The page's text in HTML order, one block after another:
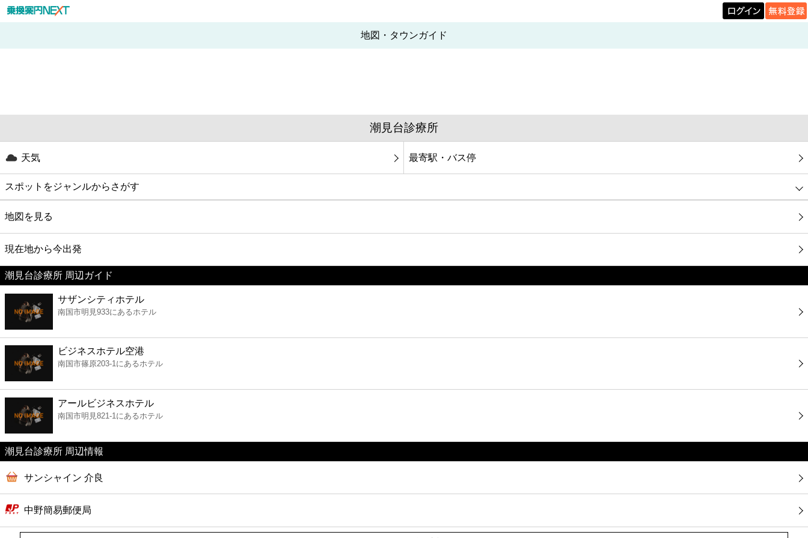
地図・タウンガイド
潮見台診療所
天気 最寄駅・バス停
スポットをジャンルからさがす
グルメ
映画
美容
コンビニ
薬局
スーパー
エンタメ
レジャー
書店
ファミレス
地図を見る
現在地から今出発
潮見台診療所 周辺ガイド
サザンシティホテル
南国市明見933にあるホテル
ビジネスホテル空港
南国市篠原203-1にあるホテル
アールビジネスホテル
南国市明見821-1にあるホテル
潮見台診療所 周辺情報
サンシャイン 介良
中野簡易郵便局